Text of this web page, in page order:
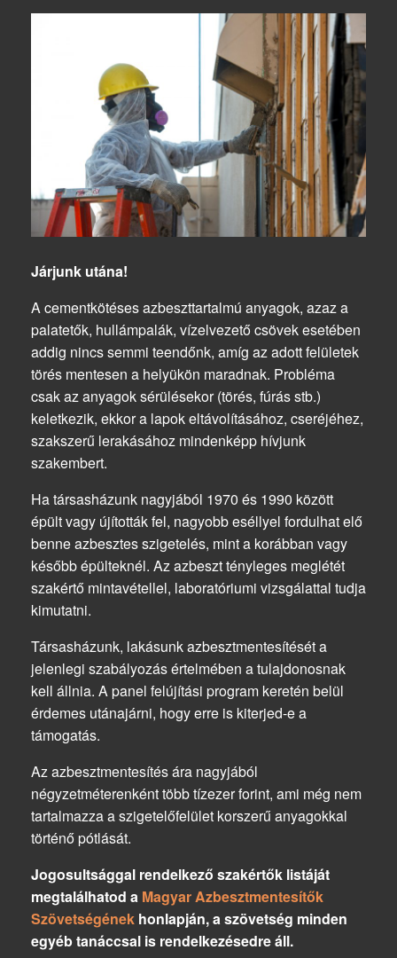
Járjunk utána!
A cementkötéses azbeszttartalmú anyagok, azaz a
palatetők, hullámpalák, vízelvezető csövek esetében
addig nincs semmi teendőnk, amíg az adott felületek
törés mentesen a helyükön maradnak. Probléma
csak az anyagok sérülésekor (törés, fúrás stb.)
keletkezik, ekkor a lapok eltávolításához, cseréjéhez,
szakszerű lerakásához mindenképp hívjunk
szakembert.
Ha társasházunk nagyjából 1970 és 1990 között
épült vagy újították fel, nagyobb eséllyel fordulhat elő
benne azbesztes szigetelés, mint a korábban vagy
később épülteknél. Az azbeszt tényleges meglétét
szakértő mintavétellel, laboratóriumi vizsgálattal tudja
kimutatni.
Társasházunk, lakásunk azbesztmentesítését a
jelenlegi szabályozás értelmében a tulajdonosnak
kell állnia. A panel felújítási program keretén belül
érdemes utánajárni, hogy erre is kiterjed-e a
támogatás.
Az azbesztmentesítés ára nagyjából
négyzetméterenként több tízezer forint, ami még nem
tartalmazza a szigetelőfelület korszerű anyagokkal
történő pótlását.
Jogosultsággal rendelkező szakértők listáját
megtalálhatod a Magyar Azbesztmentesítők
Szövetségének honlapján, a szövetség minden
egyéb tanáccsal is rendelkezésedre áll.